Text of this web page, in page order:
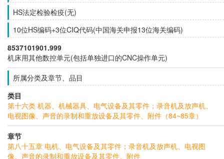
HS法定检验检疫(无)
10位HS编码+3位CIQ代码(中国海关申报13位海关编码)
8537101901.999
机床用其他数控单元(包括单独进口的CNC操作单元)
所属分类及章节、品目
类目
第十六类 机器、机械器具、电气设备及其零件；录音机及放声机、
电视图像、声音的录制和重放设备及其零件、附件（84~85章）
章节
第八十五章 电机、电气设备及其零件；录音机及放声机、电视图
像、声音的录制和重放设备及其零件、附件